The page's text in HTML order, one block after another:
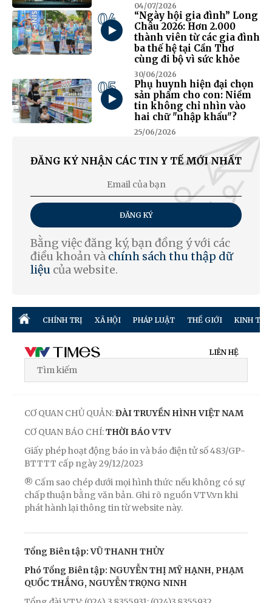
04/07/2026
04
“Ngày hội gia đình” Long
Châu 2026: Hơn 2.000
thành viên từ các gia đình
ba thế hệ tại Cần Thơ
cùng đi bộ vì sức khỏe
30/06/2026
05
Phụ huynh hiện đại chọn
sản phẩm cho con: Niềm
tin không chỉ nhìn vào
hai chữ "nhập khẩu"?
25/06/2026
ĐĂNG KÝ NHẬN CÁC TIN Y TẾ MỚI NHẤT
ĐĂNG KÝ
Bằng việc đăng ký, bạn đồng ý với các
điều khoản và chính sách thu thập dữ
liệu của website.
CHÍNH TRỊ XÃ HỘI PHÁP LUẬT THẾ GIỚI KINH TẾ
LIÊN HỆ
CƠ QUAN CHỦ QUẢN:ĐÀI TRUYỀN HÌNH VIỆT NAM
CƠ QUAN BÁO CHÍ:THỜI BÁO VTV
Giấy phép hoạt động báo in và báo điện tử số 483/GP-
BTTTT cấp ngày 29/12/2023
® Cấm sao chép dưới mọi hình thức nếu không có sự
chấp thuận bằng văn bản. Ghi rõ nguồn VTV.vn khi
phát hành lại thông tin từ website này.
Tổng Biên tập: VŨ THANH THỦY
Phó Tổng Biên tập: NGUYỄN THỊ MỸ HẠNH, PHẠM
QUỐC THẮNG, NGUYỄN TRỌNG NINH